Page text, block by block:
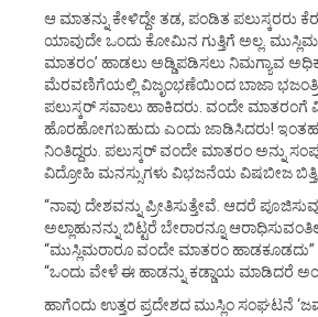
ಆ ಮಾತನ್ನು ಕೇಳಿದ್ದೇ ತಡ, ಪಂಡಿತ ಪಲುಸ್ಕರರು
ಯಾವುದೇ ಒಂದು ಕೋಮಿನ ಗುತ್ತಿಗೆ ಅಲ್ಲ.
ಮಾತರಂ’ ಹಾಡಲು ಅಡ್ಡಿಪಡಿಸಲು ನಿಮಗ್ಯಾವ
ಮೆರವಣಿಗೆಯಲ್ಲಿ ವಿಜೃಂಭಣೆಯಿಂದ ಬಾಜಾ ಭಜಂತ್ರಿ
ಪಲುಸ್ಕರ್ ಸವಾಲು ಹಾಕಿದರು. ವಂದೇ
ಹೊರಹೋಗಬಹುದು ಎಂದು ಜಾಡಿಸಿದರು!
ನಿಂತಿದ್ದರು. ಪಲುಸ್ಕರ್ ವಂದೇ ಮಾತರಂ ಅನ್ನು
ವಿದ್ರೋಹಿ ಮನಸ್ಸುಗಳು ವಿಭಜನೆಯ ವಿಷಬೀಜ
“ನಾವು ದೇಶವನ್ನು ಪ್ರೀತಿಸುತ್ತೇವೆ. ಆದರೆ
ಅಲ್ಲಾಹುನನ್ನು ಬಿಟ್ಟರೆ ಬೇರಾರನ್ನೂ
“ಮುಸ್ಲಿಮರಾರೂ ವಂದೇ ಮಾತರಂ ಹಾಡಕೂಡದು”
“ಒಂದು ವೇಳೆ ಈ ಹಾಡನ್ನು ಕಡ್ಡಾಯ ಮಾಡಿದರೆ
ಹಾಗೆಂದು ಉತ್ತರ ಪ್ರದೇಶದ ಮುಸ್ಲಿಂ